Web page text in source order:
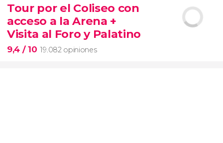
Tour por el Coliseo con
acceso a la Arena +
Visita al Foro y Palatino
9,4 / 10 19.082 opiniones